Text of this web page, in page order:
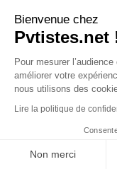
LIENS UTILES
CGU
Bons plans
Bienvenue chez
Pvtistes.net
Pour mesurer
améliorer votre
nous utilisons des
Lire la politique de
Non merci